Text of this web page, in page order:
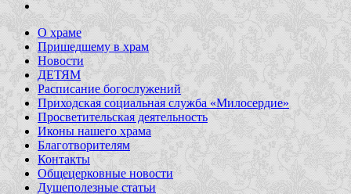
О храме
Пришедшему в храм
Новости
ДЕТЯМ
Расписание богослужений
Приходская социальная служба «Милосердие»
Просветительская деятельность
Иконы нашего храма
Благотворителям
Контакты
Общецерковные новости
Душеполезные статьи